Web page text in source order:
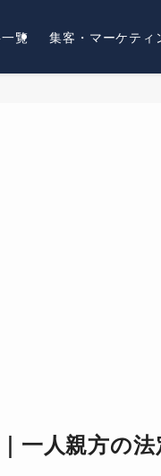
覧 集客・マーケティ
一人親方の